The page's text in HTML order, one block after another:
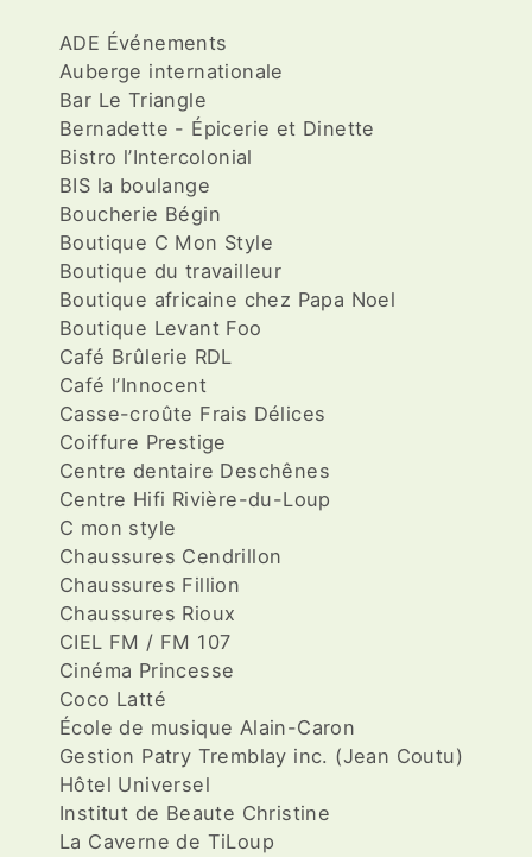
ADE Événements
Auberge internationale
Bar Le Triangle
Bernadette - Épicerie et Dinette
Bistro l’Intercolonial
BIS la boulange
Boucherie Bégin
Boutique C Mon Style
Boutique du travailleur
Boutique africaine chez Papa Noel
Boutique Levant Foo
Café Brûlerie RDL
Café l’Innocent
Casse-croûte Frais Délices
Coiffure Prestige
Centre dentaire Deschênes
Centre Hifi Rivière-du-Loup
C mon style
Chaussures Cendrillon
Chaussures Fillion
Chaussures Rioux
CIEL FM / FM 107
Cinéma Princesse
Coco Latté
École de musique Alain-Caron
Gestion Patry Tremblay inc. (Jean Coutu)
Hôtel Universel
Institut de Beaute Christine
La Caverne de TiLoup